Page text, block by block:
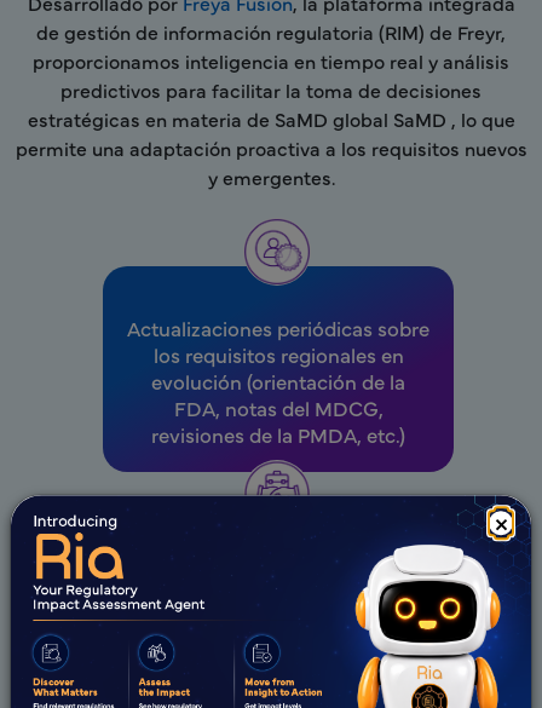
×
de gestión de información regulatoria (RIM) de Freyr,
proporcionamos inteligencia en tiempo real y análisis
predictivos para facilitar la toma de decisiones
estratégicas en materia de SaMD global SaMD , lo que
permite una adaptación proactiva a los requisitos nuevos
y emergentes.
Actualizaciones periódicas sobre
los requisitos regionales en
evolución (orientación de la
FDA, notas del MDCG,
revisiones de la PMDA, etc.)
Detección temprana de
tendencias reglamentarias que
afectan a los SaMD basados en
IA/ML